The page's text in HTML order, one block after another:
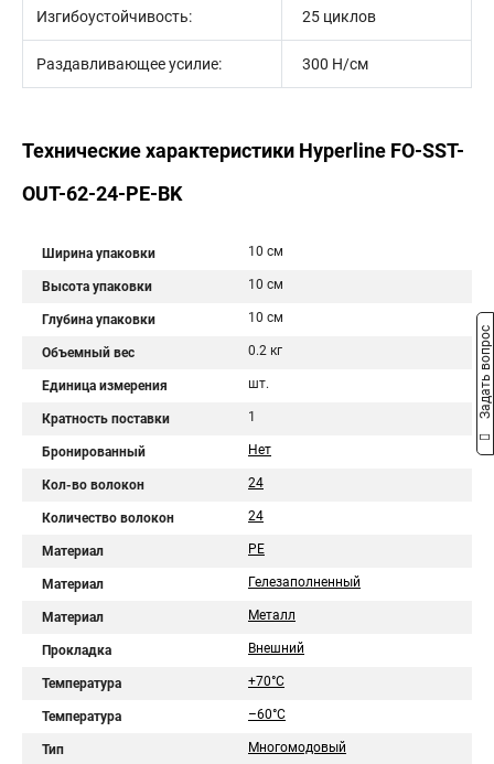
Изгибоустойчивость: 25 циклов
Раздавливающее усилие: 300 Н/см
Технические характеристики Hyperline FO-SST-
OUT-62-24-PE-BK
Ширина упаковки 10 см
Высота упаковки 10 см
Глубина упаковки 10 см
Объемный вес 0.2 кг
Единица измерения шт.
Кратность поставки 1
Бронированный Нет
Кол-во волокон 24
Количество волокон 24
Материал PE
Материал Гелезаполненный
Материал Металл
Прокладка Внешний
Температура +70°C
Температура –60°C
Тип Многомодовый
Задать вопрос